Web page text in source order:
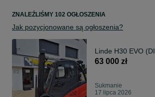
ZNALEŹLIŚMY 102 OGŁOSZENIA
Jak pozycjonowane są ogłoszenia?
Linde H30
63 000 zł
Sukmanie
17 lipca 2026